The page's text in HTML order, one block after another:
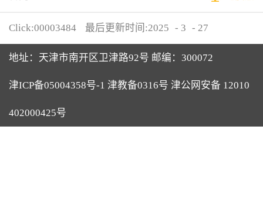
Click:00003484 最后更新时间:2025 - 3 - 27
地址：天津市南开区卫津路92号 邮编：300072
津ICP备05004358号-1 津教备0316号 津公网安备 12010
402000425号